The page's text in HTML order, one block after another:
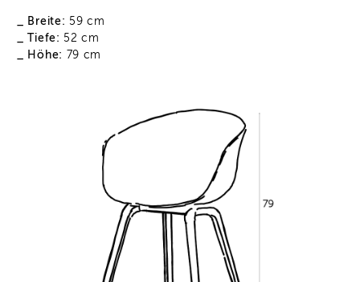
_ Breite: 59 cm
_ Tiefe: 52 cm
_ Höhe:
79 cm